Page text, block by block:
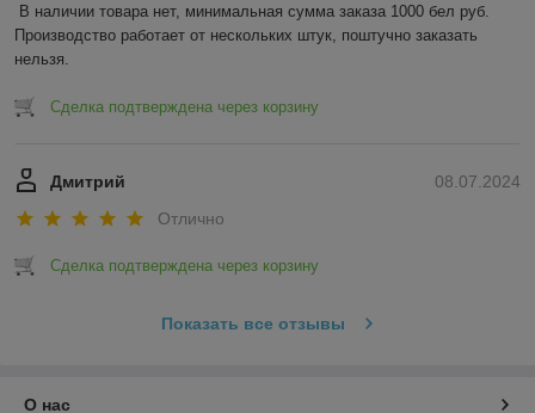
В наличии товара нет, минимальная сумма заказа 1000 бел руб.
Производство работает от нескольких штук, поштучно заказать
нельзя.
Сделка подтверждена через корзину
08.07.2024
Дмитрий
Отлично
Сделка подтверждена через корзину
Показать все отзывы
О нас